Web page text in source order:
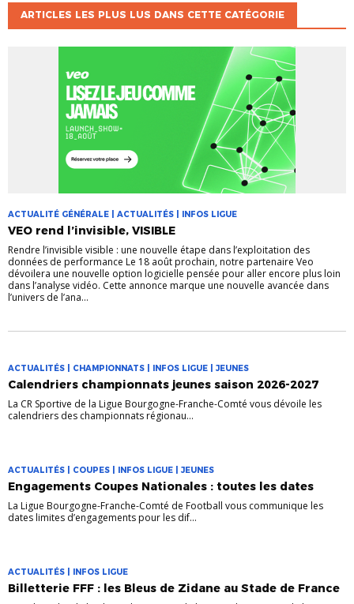
ARTICLES LES PLUS LUS DANS CETTE CATÉGORIE
ACTUALITÉ GÉNÉRALE | ACTUALITÉS | INFOS LIGUE
VEO rend l’invisible, VISIBLE
Rendre l’invisible visible : une nouvelle étape dans l’exploitation des
données de performance Le 18 août prochain, notre partenaire Veo
dévoilera une nouvelle option logicielle pensée pour aller encore plus loin
dans l’analyse vidéo. Cette annonce marque une nouvelle avancée dans
l’univers de l’ana...
ACTUALITÉS | CHAMPIONNATS | INFOS LIGUE | JEUNES
Calendriers championnats jeunes saison 2026-2027
La CR Sportive de la Ligue Bourgogne-Franche-Comté vous dévoile les
calendriers des championnats régionau...
ACTUALITÉS | COUPES | INFOS LIGUE | JEUNES
Engagements Coupes Nationales : toutes les dates
La Ligue Bourgogne-Franche-Comté de Football vous communique les
dates limites d’engagements pour les dif...
ACTUALITÉS | INFOS LIGUE
Billetterie FFF : les Bleus de Zidane au Stade de France